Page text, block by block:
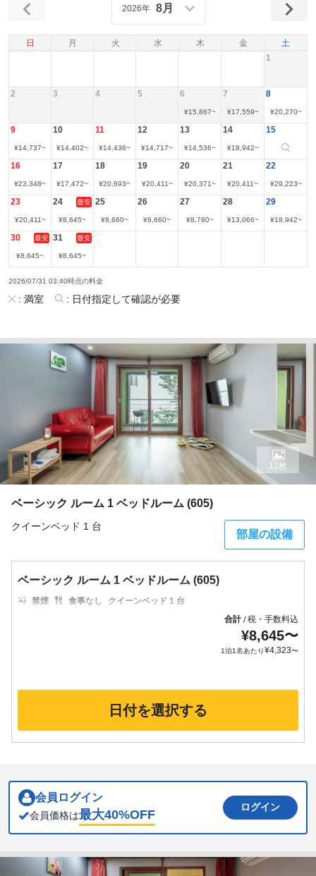
日 月 火 水 木 金 土
2026年 8月
1
2 3 4 5 6
¥15,867~
7
¥17,559~
8
¥20,270~
9
¥14,737~
10
¥14,402~
11
¥14,436~
12
¥14,717~
13
¥14,536~
14
¥18,942~
15
16
¥23,348~
17
¥17,472~
18
¥20,693~
19
¥20,411~
20
¥20,371~
21
¥20,411~
22
¥29,223~
23
¥20,411~
24 最安
¥8,645~
25
¥8,660~
26
¥8,660~
27
¥8,780~
28
¥13,066~
29
¥18,942~
30 最安
¥8,645~
31 最安
¥8,645~
2026/07/31 03:40時点の料金
: 満室 : 日付指定して確認が必要
ベーシック ルーム 1 ベッドルーム (605)
クイーンベッド 1 台
部屋の設備
12枚
ベーシック ルーム 1 ベッドルーム (605)
禁煙 食事なし
クイーンベッド 1 台
合計/税・手数料込
¥8,645〜
1泊1名あたり¥4,323〜
日付を選択する
会員ログイン
会員価格は最大40%OFF
ログイン